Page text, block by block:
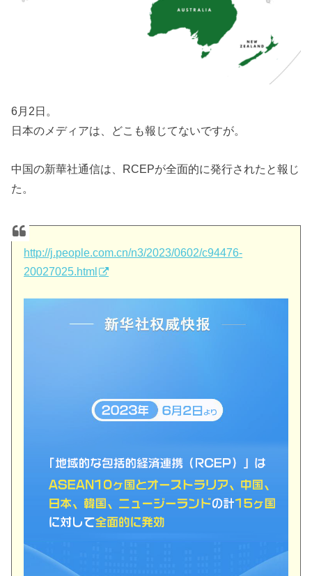
6月2日。
日本のメディアは、どこも報じてないですが。
中国の新華社通信は、RCEPが全面的に発行されたと報じ
た。
http://j.people.com.cn/n3/2023/0602/c94476-
20027025.html